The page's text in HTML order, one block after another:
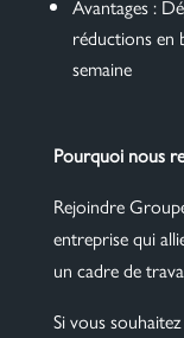
Avantages :
réductions en
semaine
Pourquoi nous
Rejoindre
entreprise qui
un cadre de
Si vous